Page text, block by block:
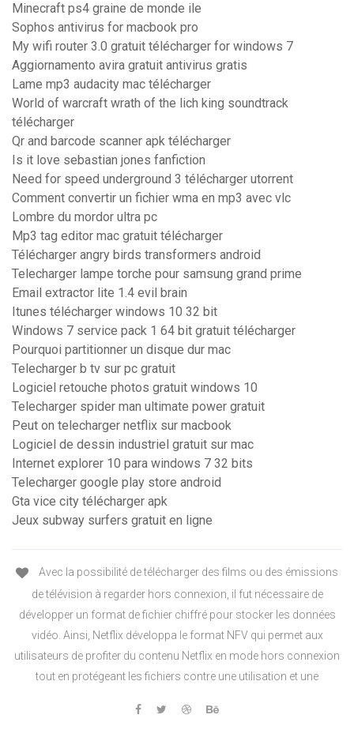
Minecraft ps4 graine de monde ile
Sophos antivirus for macbook pro
My wifi router 3.0 gratuit télécharger for windows 7
Aggiornamento avira gratuit antivirus gratis
Lame mp3 audacity mac télécharger
World of warcraft wrath of the lich king soundtrack
télécharger
Qr and barcode scanner apk télécharger
Is it love sebastian jones fanfiction
Need for speed underground 3 télécharger utorrent
Comment convertir un fichier wma en mp3 avec vlc
Lombre du mordor ultra pc
Mp3 tag editor mac gratuit télécharger
Télécharger angry birds transformers android
Telecharger lampe torche pour samsung grand prime
Email extractor lite 1.4 evil brain
Itunes télécharger windows 10 32 bit
Windows 7 service pack 1 64 bit gratuit télécharger
Pourquoi partitionner un disque dur mac
Telecharger b tv sur pc gratuit
Logiciel retouche photos gratuit windows 10
Telecharger spider man ultimate power gratuit
Peut on telecharger netflix sur macbook
Logiciel de dessin industriel gratuit sur mac
Internet explorer 10 para windows 7 32 bits
Telecharger google play store android
Gta vice city télécharger apk
Jeux subway surfers gratuit en ligne
Avec la possibilité de télécharger des films ou des émissions
de télévision à regarder hors connexion, il fut nécessaire de
développer un format de fichier chiffré pour stocker les données
vidéo. Ainsi, Netflix développa le format NFV qui permet aux
utilisateurs de profiter du contenu Netflix en mode hors connexion
tout en protégeant les fichiers contre une utilisation et une